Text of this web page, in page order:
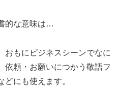
的な意味は…
おもにビジネスシーンでなに
依頼・お願いにつかう敬語フ
どにも使えます。